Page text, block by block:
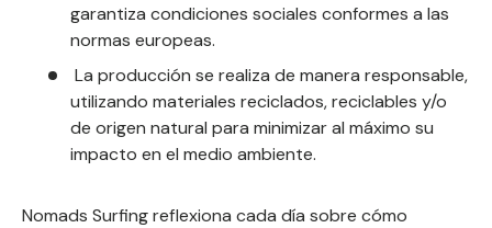
garantiza condiciones sociales conformes a las
normas europeas.
La producción se realiza de manera responsable,
utilizando materiales reciclados, reciclables y/o
de origen natural para minimizar al máximo su
impacto en el medio ambiente.
Nomads Surfing reflexiona cada día sobre cómo